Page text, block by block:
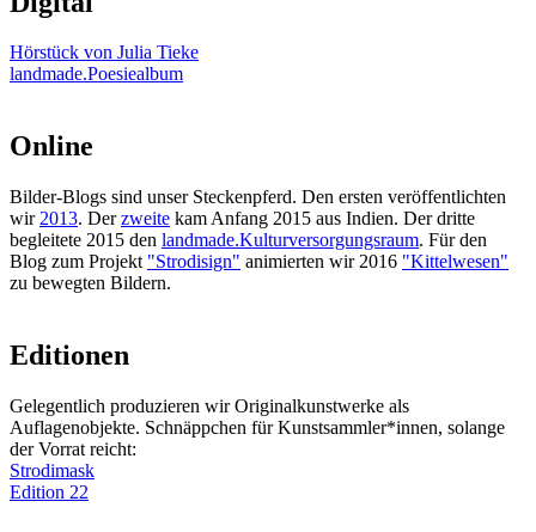
Hörstück von Julia Tieke
landmade.Poesiealbum
Online
Bilder-Blogs sind unser Steckenpferd. Den ersten veröffentlichten
wir 2013. Derzweite kam Anfang 2015 aus Indien. Der dritte
begleitete 2015 den landmade.Kulturversorgungsraum. Für den
Blog zum Projekt "Strodisign" animierten wir 2016 "Kittelwesen"
zu bewegten Bildern.
Editionen
Gelegentlich produzieren wir Originalkunstwerke als
Auflagenobjekte. Schnäppchen für Kunstsammler*innen, solange
der Vorrat reicht:
Strodimask
Edition 22